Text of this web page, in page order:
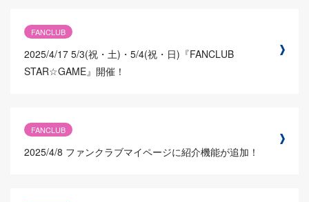
FANCLUB
2025/4/17 5/3(祝・土)・5/4(祝・日)『FANCLUB
STAR☆GAME』開催！
FANCLUB
2025/4/8 ファンクラブマイページに紹介機能が追加！